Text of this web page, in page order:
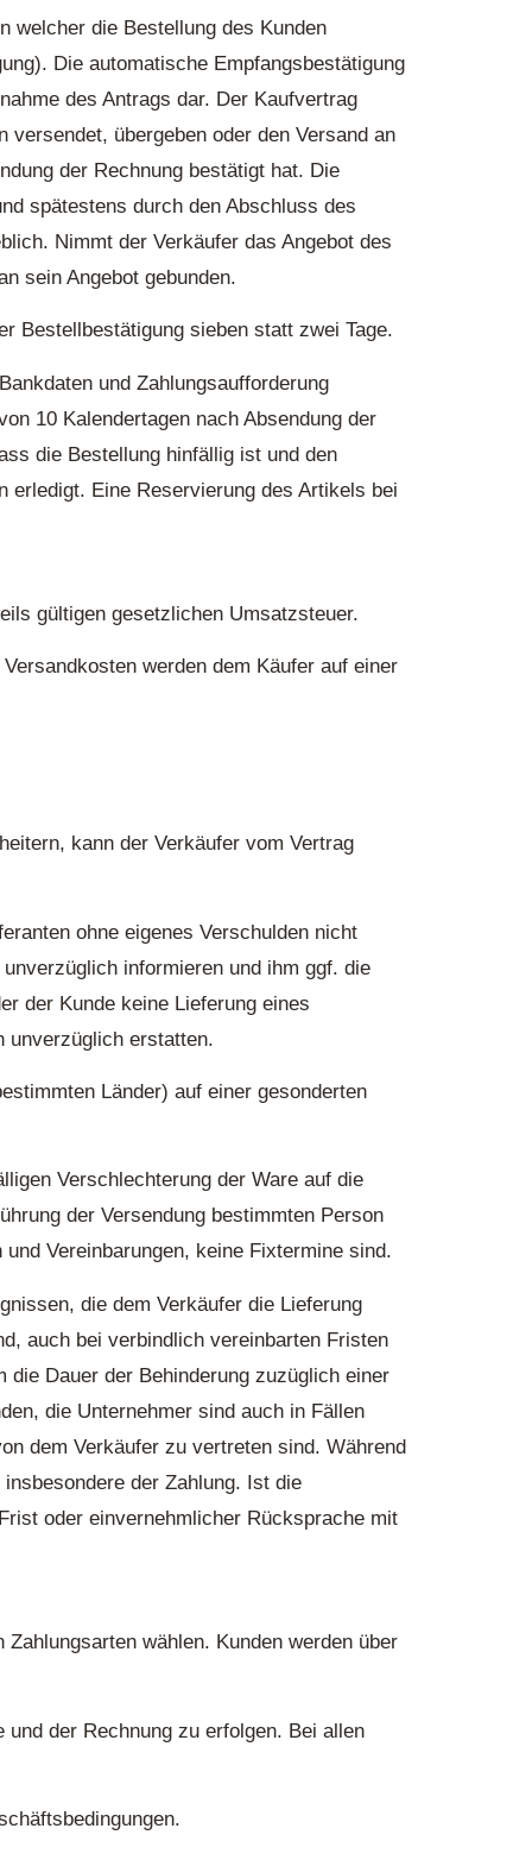
welcher die Bestellung des Kunden
Die automatische Empfangsbestätigung
des Antrags dar. Der Kaufvertrag
übergeben oder den Versand an
der Rechnung bestätigt hat. Die
spätestens durch den Abschluss des
Nimmt der Verkäufer das Angebot des
sein Angebot gebunden.
Bestellbestätigung sieben statt zwei Tage.
und Zahlungsaufforderung
10 Kalendertagen nach Absendung der
die Bestellung hinfällig ist und den
erledigt. Eine Reservierung des Artikels bei
gültigen gesetzlichen Umsatzsteuer.
werden dem Käufer auf einer
kann der Verkäufer vom Vertrag
ohne eigenes Verschulden nicht
informieren und ihm ggf. die
der Kunde keine Lieferung eines
unverzüglich erstatten.
Länder) auf einer gesonderten
Verschlechterung der Ware auf die
der Versendung bestimmten Person
Vereinbarungen, keine Fixtermine sind.
die dem Verkäufer die Lieferung
auch bei verbindlich vereinbarten Fristen
Dauer der Behinderung zuzüglich einer
die Unternehmer sind auch in Fällen
dem Verkäufer zu vertreten sind. Während
der Zahlung. Ist die
oder einvernehmlicher Rücksprache mit
wählen. Kunden werden über
der Rechnung zu erfolgen. Bei allen